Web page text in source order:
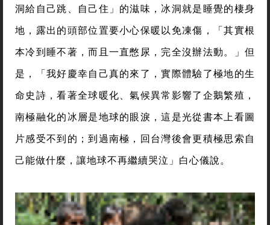
洞給自己跳、自己住」的滋味，冰洞就是睡覺的棲身
地，露出的頭部位置要小心保暖以免凍傷，「其實根
本冷到睡不著，而且一直憋尿，完全沒辦法動。」但
是，「我好慶幸自己真的來了，實際體驗了極地的生
命史詩，看著全球暖化、氣候異常影響了企鵝繁殖，
南極融化的冰層是地球的眼淚，這是光從書本上看圖
片感受不到的；到過南極，回台灣後會更積極思索自
己能做什麼，讓地球不再繼續哭泣」白心儀說。